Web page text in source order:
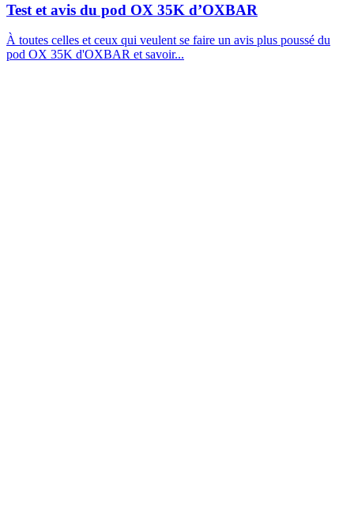
Test et avis du pod OX 35K d’OXBAR
À toutes celles et ceux qui veulent se faire un avis plus poussé du
pod OX 35K d'OXBAR et savoir...